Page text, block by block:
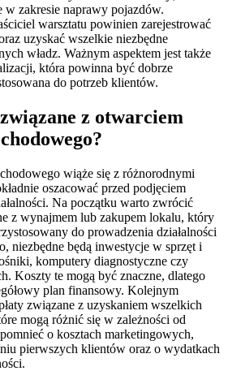
zakresie naprawy pojazdów.
warsztatu powinien zarejestrować
uzyskać wszelkie niezbędne
władz. Ważnym aspektem jest także
która powinna być dobrze
do potrzeb klientów.
z otwarciem
wiąże się z różnorodnymi
oszacować przed podjęciem
Na początku warto zwrócić
z wynajmem lub zakupem lokalu, który
do prowadzenia działalności
niezbędne będą inwestycje w sprzęt i
komputery diagnostyczne czy
Koszty te mogą być znaczne, dlatego
plan finansowy. Kolejnym
związane z uzyskaniem wszelkich
mogą różnić się w zależności od
o kosztach marketingowych,
pierwszych klientów oraz o wydatkach